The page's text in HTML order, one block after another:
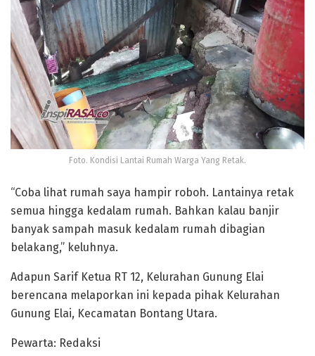
Foto. Kondisi Lantai Rumah Warga Yang Retak.
“Coba lihat rumah saya hampir roboh. Lantainya retak
semua hingga kedalam rumah. Bahkan kalau banjir
banyak sampah masuk kedalam rumah dibagian
belakang,” keluhnya.
Adapun Sarif Ketua RT 12, Kelurahan Gunung Elai
berencana melaporkan ini kepada pihak Kelurahan
Gunung Elai, Kecamatan Bontang Utara.
Pewarta: Redaksi